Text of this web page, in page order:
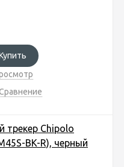
трекер Chipolo
BK-R), черный